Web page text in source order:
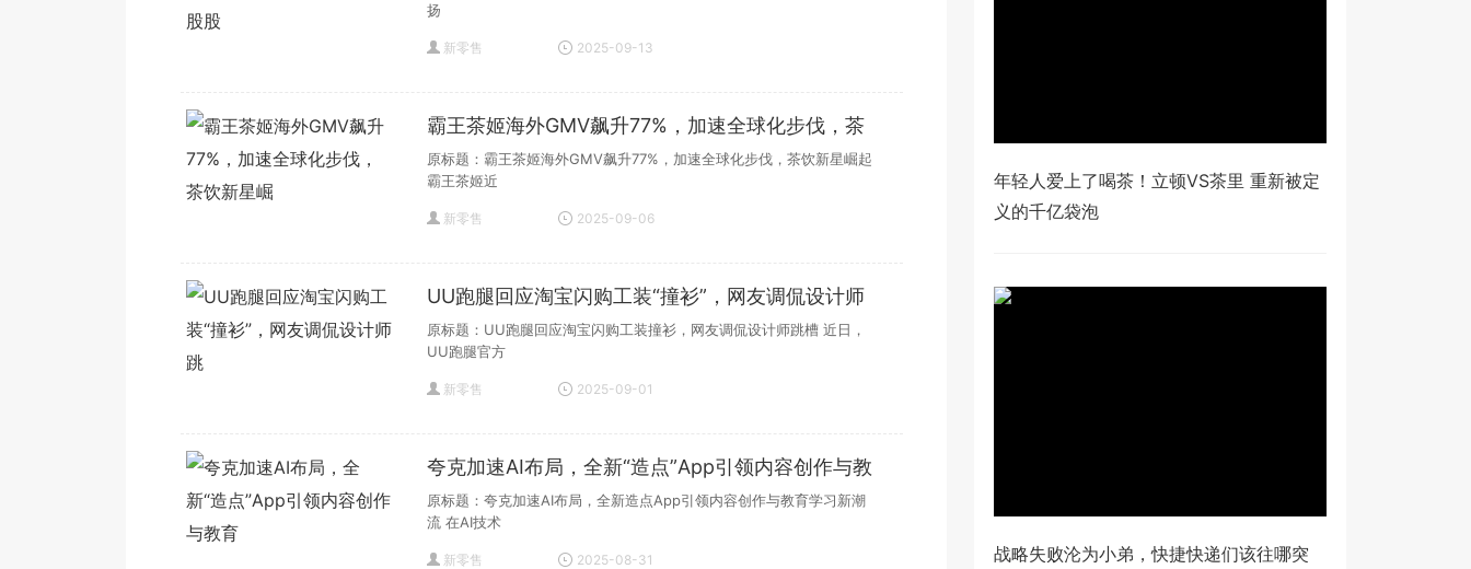
扬​
新零售
2025-09-13
霸王茶姬海外GMV飙升77%，加速全球化步伐，茶
饮新星崛
原标题：霸王茶姬海外GMV飙升77%，加速全球化步伐，茶饮新星崛起
霸王茶姬近
新零售
2025-09-06
UU跑腿回应淘宝闪购工装“撞衫”，网友调侃设计师
跳
原标题：UU跑腿回应淘宝闪购工装撞衫，网友调侃设计师跳槽 近日，
UU跑腿官方
新零售
2025-09-01
夸克加速AI布局，全新“造点”App引领内容创作与教
育
原标题：夸克加速AI布局，全新造点App引领内容创作与教育学习新潮
流 在AI技术
新零售
2025-08-31
年轻人爱上了喝茶！立顿VS茶里 重新被定
义的千亿袋泡
战略失败沦为小弟，快捷快递们该往哪突